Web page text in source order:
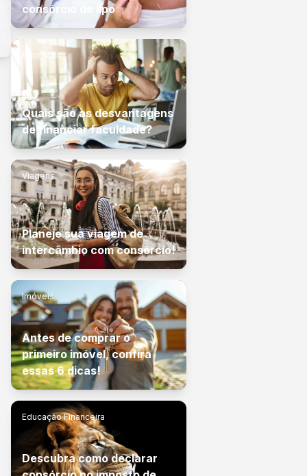
consórcio de lipo
Educação
Quais são as desvantagens
de financiar faculdade?
Viagens
Planeje sua viagem de
intercâmbio com consórcio!
Imóveis
Antes de comprar o
primeiro imóvel, confira
essas 6 dicas!
Educação Financeira
Descubra como declarar